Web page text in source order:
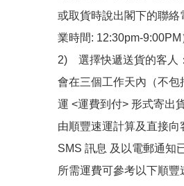
或取貨時說出閣下的聯
業時間: 12:30pm-9:00PM
2)　選擇快遞送貨的客人
會在三個工作天內（不
運 <運費到付> 形式寄出
由順豐速運計算及直接
SMS 訊息 及以電郵通知
所需運費可參考以下順豐